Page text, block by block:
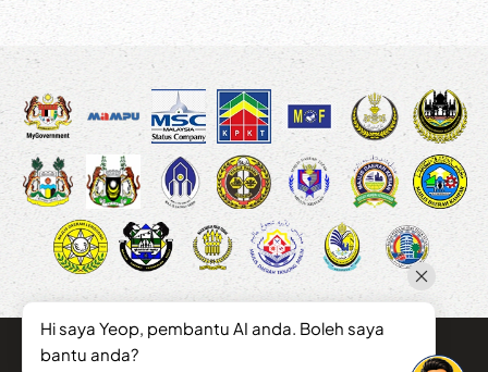
Hi saya Yeop, pembantu AI anda. Boleh saya
bantu anda?